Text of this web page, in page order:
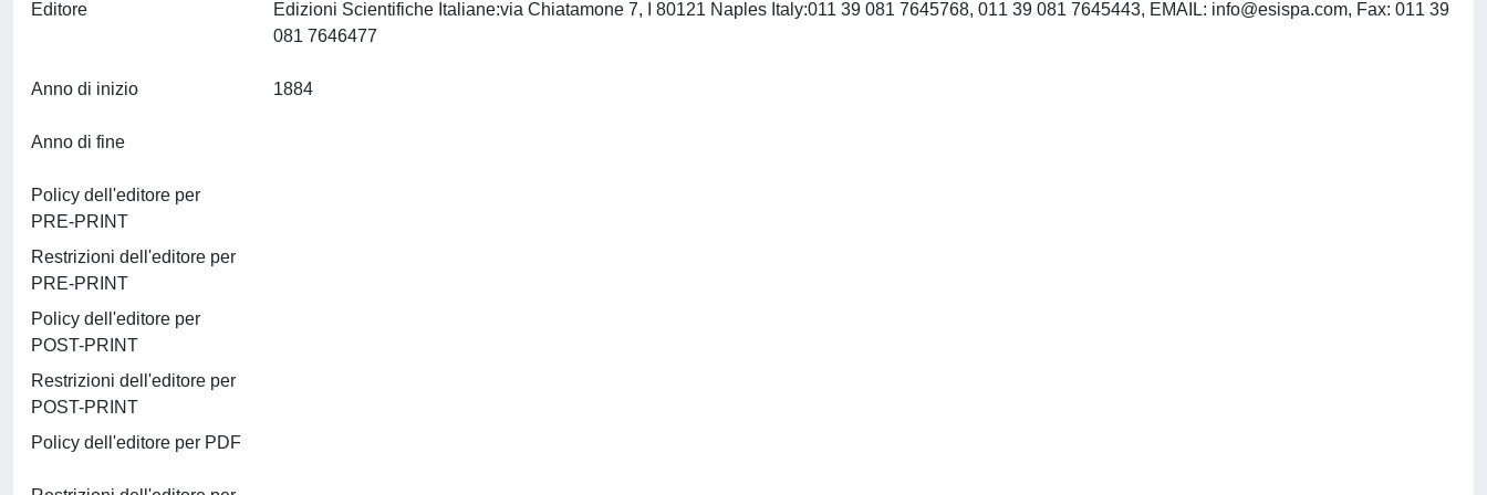
Editore Edizioni Scientifiche Italiane:via Chiatamone 7, I 80121 Naples Italy:011 39 081 7645768, 011 39 081 7645443, EMAIL: info@esispa.com, Fax: 011 39
Anno di inizio
Anno di fine
Policy dell'editore per
PRE-PRINT
Restrizioni dell'editore per
PRE-PRINT
Policy dell'editore per
POST-PRINT
Restrizioni dell'editore per
POST-PRINT
Policy dell'editore per PDF